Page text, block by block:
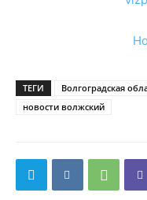
ТЕГИ Волгоградская
новости волжский